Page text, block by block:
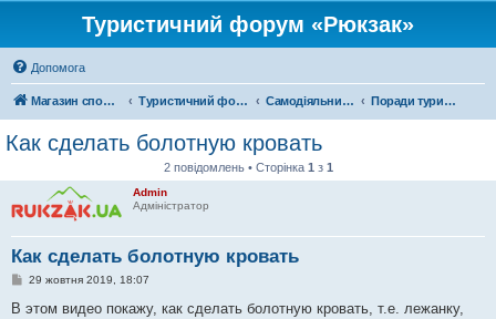
Туристичний форум «Рюкзак»
Допомога
Магазин спорядження Туристичний форум «Рюкзак» Самодіяльний туризм Поради туристам
Как сделать болотную кровать
2 повідомлень • Сторінка 1 з 1
Admin
Адміністратор
Как сделать болотную кровать
П
в
29 жовтня 2019, 18:07
В этом видео покажу, как сделать болотную кровать, т.е. лежанку,